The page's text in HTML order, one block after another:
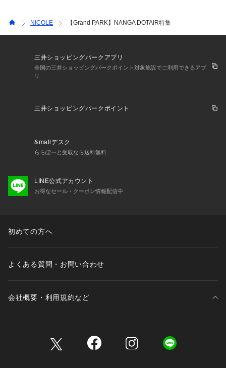
NICOLE 【Grand PARK】NANGA DOTAIR特集
三井ショッピングパークアプリ
全国の三井ショッピングパークポイント対象施設でご利用できるアプ
リ
三井ショッピングパークポイント
&mallデスク
ららぽーと受取なら送料無料
LINE公式アカウント
お得なセール・クーポン情報配信中
初めての方へ
よくある質問・お問い合わせ
会社概要・利用規約など